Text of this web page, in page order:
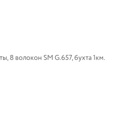
8 волокон SM G.657, бухта 1км.